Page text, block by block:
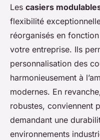
Les casiers
flexibilité
réorganisés en
votre entreprise. Ils
personnalisation des
harmonieusement à
modernes. En
robustes, conviennent
demandant une
environnements